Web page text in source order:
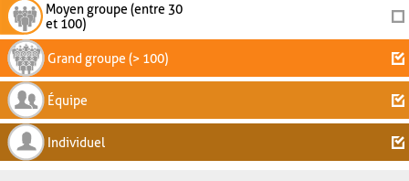
Moyen groupe (entre 30
et 100)
Grand groupe (> 100)
Équipe
Individuel